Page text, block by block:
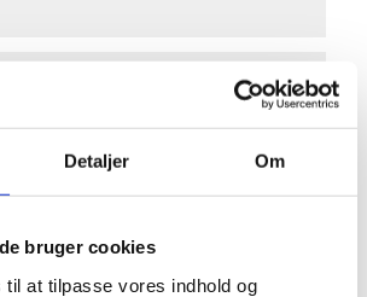
Detaljer Om
bruger cookies
at tilpasse vores indhold og